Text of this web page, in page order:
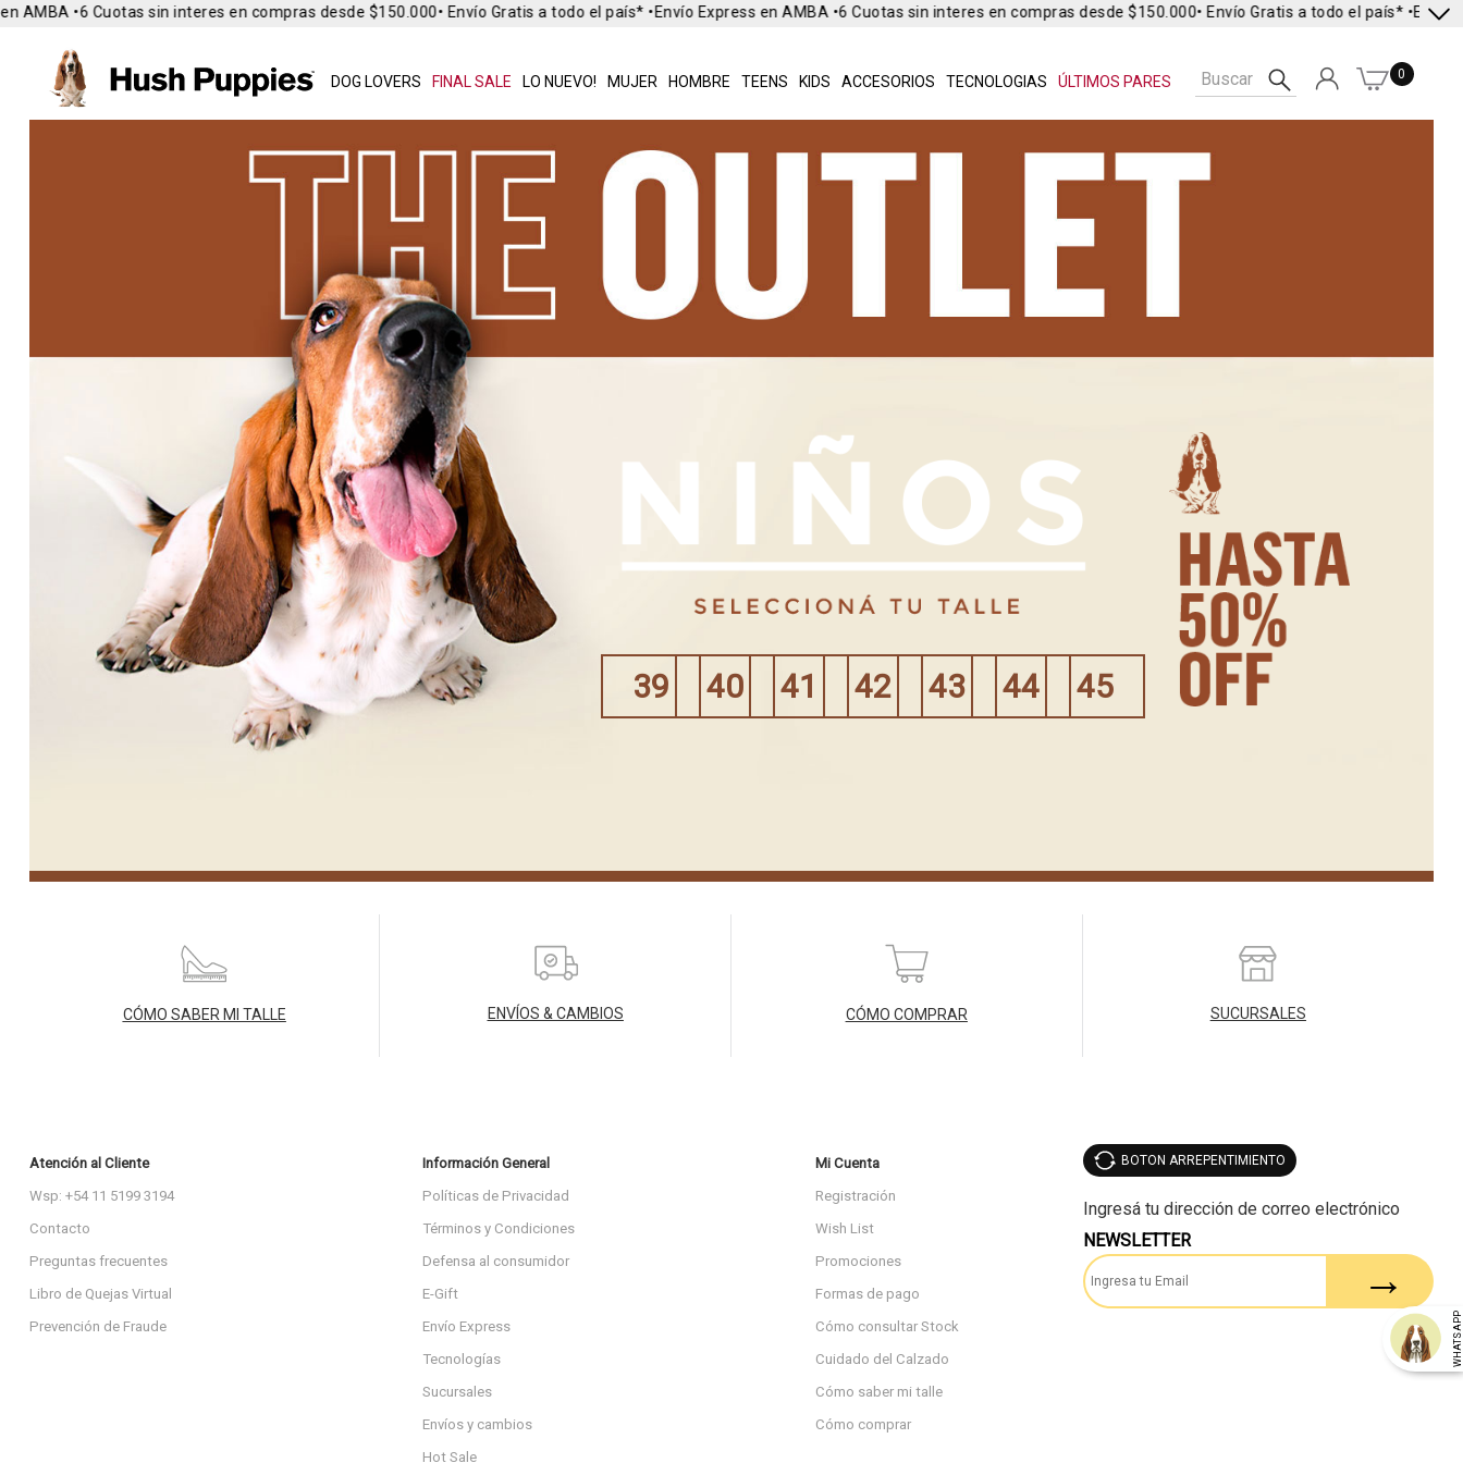
DOG LOVERS FINAL SALE LO NUEVO! MUJER HOMBRE TEENS KIDS ACCESORIOS TECNOLOGIAS ÚLTIMOS PARES
AMBA • 6 Cuotas sin interes en compras desde $150.000• Envío Gratis a todo el país* • Envío Express en AMBA • 6 Cuotas sin interes en compras desde $150.000• Envío Gratis a todo el país* • Envío
0
39 40 41 42 43 44 45
CÓMO SABER MI TALLE ENVÍOS & CAMBIOS CÓMO COMPRAR SUCURSALES
Atención al Cliente
Wsp: +54 11 5199 3194
Contacto
Preguntas frecuentes
Libro de Quejas Virtual
Prevención de Fraude
Información General
Políticas de Privacidad
Términos y Condiciones
Defensa al consumidor
E-Gift
Envío Express
Tecnologías
Sucursales
Envíos y cambios
Hot Sale
Mi Cuenta
Registración
Wish List
Promociones
Formas de pago
Cómo consultar Stock
Cuidado del Calzado
Cómo saber mi talle
Cómo comprar
WHATSAPP
BOTON ARREPENTIMIENTO
NEWSLETTER